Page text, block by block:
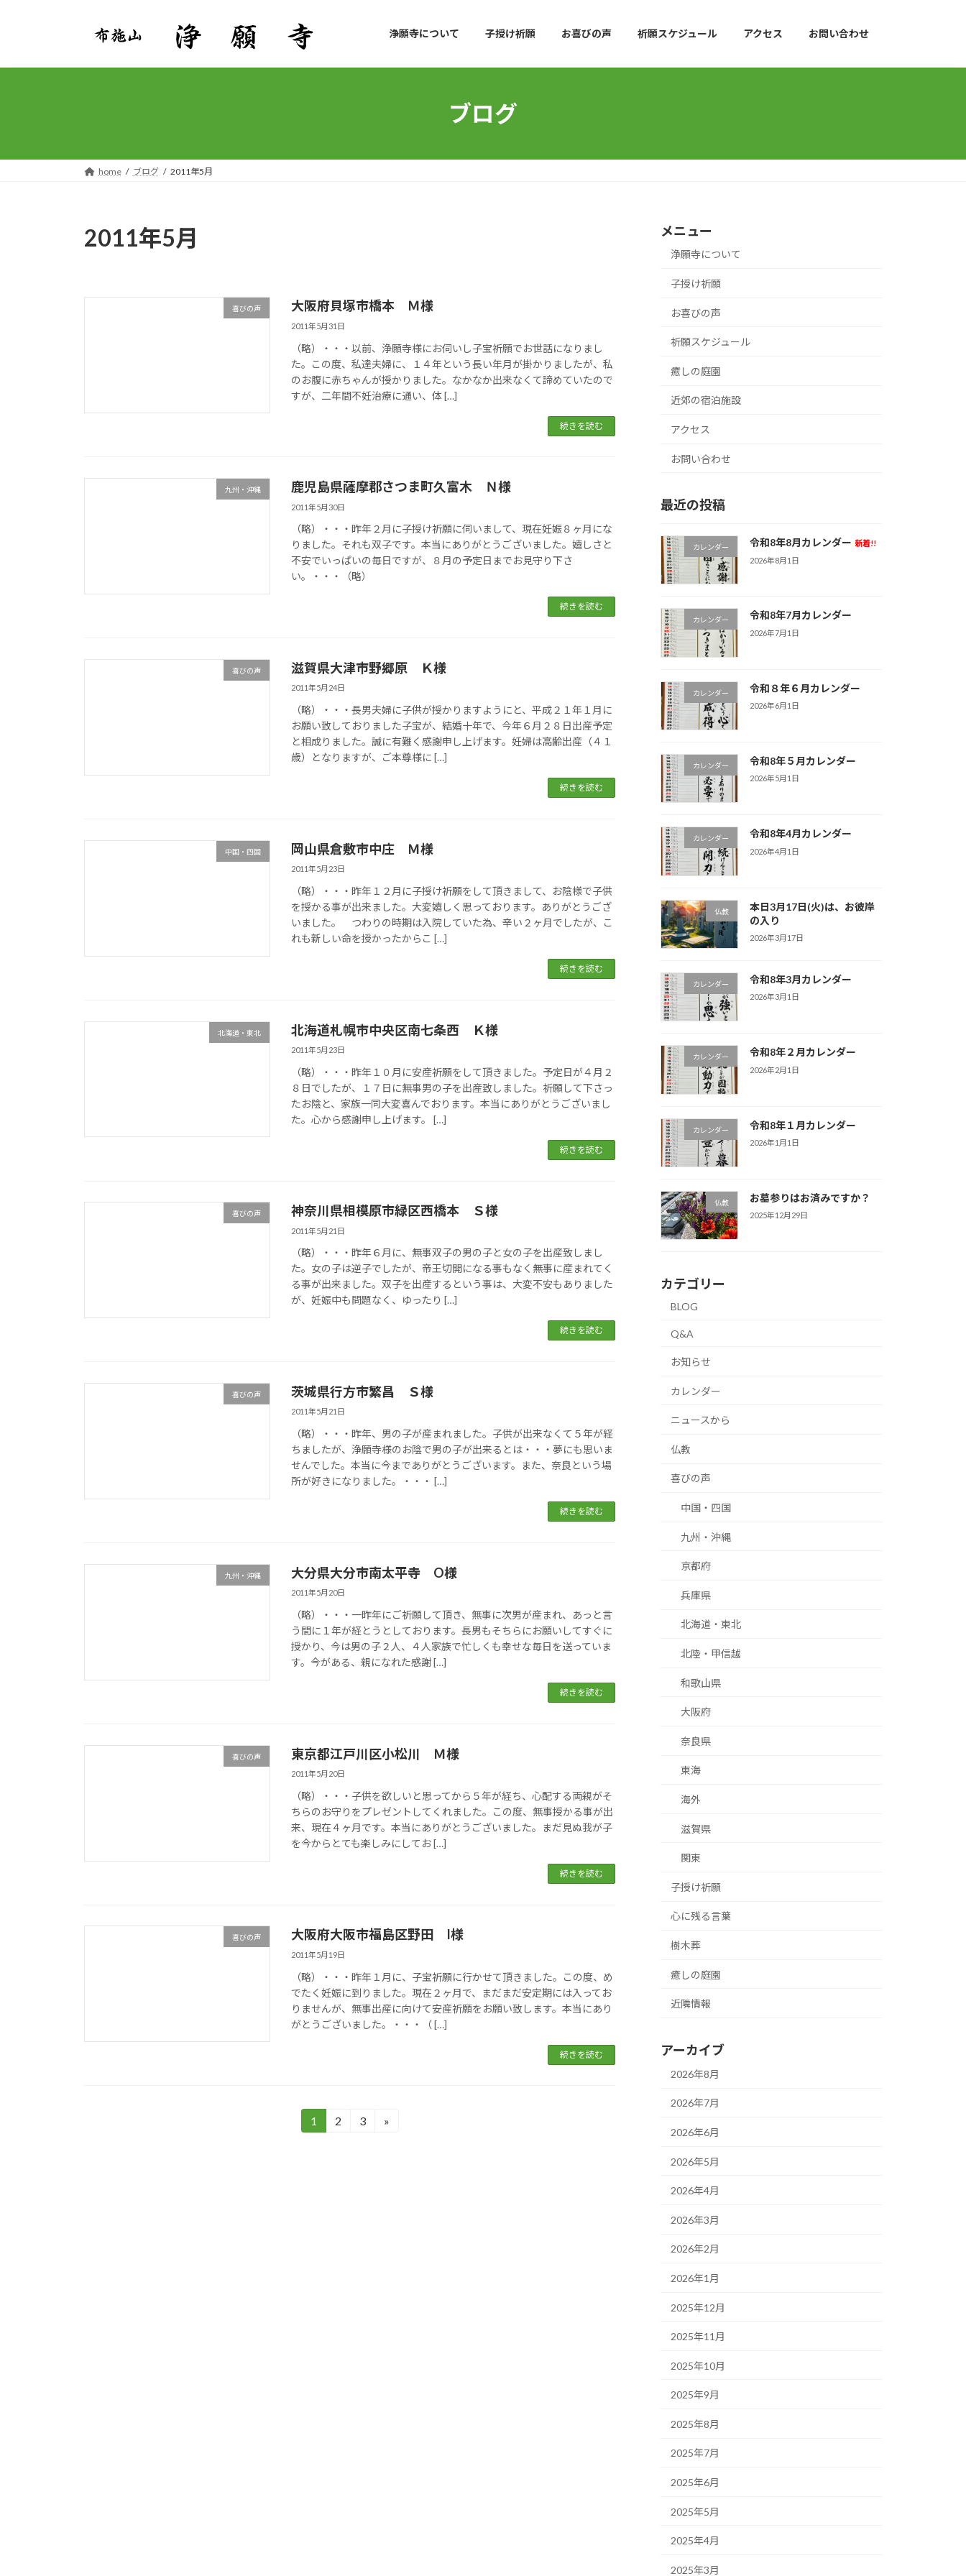
プ
動
浄願寺について 子授け祈願 お喜びの声 祈願スケジュール アクセス お問い合わせ
ブログ
home ブログ 2011年5月
2011年5月
喜びの声 大阪府貝塚市橋本 Ｍ様
2011年5月31日
（略）・・・以前、浄願寺様にお伺いし子宝祈願でお世話になりまし
た。この度、私達夫婦に、１４年という長い年月が掛かりましたが、私
のお腹に赤ちゃんが授かりました。なかなか出来なくて諦めていたので
すが、二年間不妊治療に通い、体 […]
続きを読む
九州・沖縄 鹿児島県薩摩郡さつま町久富木 Ｎ様
2011年5月30日
（略）・・・昨年２月に子授け祈願に伺いまして、現在妊娠８ヶ月にな
りました。それも双子です。本当にありがとうございました。嬉しさと
不安でいっぱいの毎日ですが、８月の予定日までお見守り下さ
い。・・・（略）
続きを読む
喜びの声 滋賀県大津市野郷原 Ｋ様
2011年5月24日
（略）・・・長男夫婦に子供が授かりますようにと、平成２１年１月に
お願い致しておりました子宝が、結婚十年で、今年６月２８日出産予定
と相成りました。誠に有難く感謝申し上げます。妊婦は高齢出産（４１
歳）となりますが、ご本尊様に […]
続きを読む
中国・四国 岡山県倉敷市中庄 Ｍ様
2011年5月23日
（略）・・・昨年１２月に子授け祈願をして頂きまして、お陰様で子供
を授かる事が出来ました。大変嬉しく思っております。ありがとうござ
いました。 つわりの時期は入院していた為、辛い２ヶ月でしたが、こ
れも新しい命を授かったからこ […]
続きを読む
北海道・東北 北海道札幌市中央区南七条西 Ｋ様
2011年5月23日
（略）・・・昨年１０月に安産祈願をして頂きました。予定日が４月２
８日でしたが、１７日に無事男の子を出産致しました。祈願して下さっ
たお陰と、家族一同大変喜んでおります。本当にありがとうございまし
た。心から感謝申し上げます。 […]
続きを読む
喜びの声 神奈川県相模原市緑区西橋本 Ｓ様
2011年5月21日
（略）・・・昨年６月に、無事双子の男の子と女の子を出産致しまし
た。女の子は逆子でしたが、帝王切開になる事もなく無事に産まれてく
る事が出来ました。双子を出産するという事は、大変不安もありました
が、妊娠中も問題なく、ゆったり […]
続きを読む
喜びの声 茨城県行方市繁昌 Ｓ様
2011年5月21日
（略）・・・昨年、男の子が産まれました。子供が出来なくて５年が経
ちましたが、浄願寺様のお陰で男の子が出来るとは・・・夢にも思いま
せんでした。本当に今までありがとうございます。また、奈良という場
所が好きになりました。・・・ […]
続きを読む
九州・沖縄 大分県大分市南太平寺 O様
2011年5月20日
（略）・・・一昨年にご祈願して頂き、無事に次男が産まれ、あっと言
う間に１年が経とうとしております。長男もそちらにお願いしてすぐに
授かり、今は男の子２人、４人家族で忙しくも幸せな毎日を送っていま
す。今がある、親になれた感謝 […]
続きを読む
喜びの声 東京都江戸川区小松川 Ｍ様
2011年5月20日
（略）・・・子供を欲しいと思ってから５年が経ち、心配する両親がそ
ちらのお守りをプレゼントしてくれました。この度、無事授かる事が出
来、現在４ヶ月です。本当にありがとうございました。まだ見ぬ我が子
を今からとても楽しみにしてお […]
続きを読む
喜びの声 大阪府大阪市福島区野田 I様
2011年5月19日
（略）・・・昨年１月に、子宝祈願に行かせて頂きました。この度、め
でたく妊娠に到りました。現在２ヶ月で、まだまだ安定期には入ってお
りませんが、無事出産に向けて安産祈願をお願い致します。本当にあり
がとうございました。・・・（ […]
続きを読む
固
1
固
2
固
3 »
メニュー
浄願寺について
子授け祈願
お喜びの声
祈願スケジュール
癒しの庭園
近郊の宿泊施設
アクセス
お問い合わせ
最近の投稿
カレンダー 令和8年8月カレンダー 新着!!
2026年8月1日
カレンダー 令和8年7月カレンダー
2026年7月1日
カレンダー 令和８年６月カレンダー
2026年6月1日
カレンダー 令和8年５月カレンダー
2026年5月1日
カレンダー 令和8年4月カレンダー
2026年4月1日
仏教
本日3月17日(火)は、お彼岸
の入り
2026年3月17日
カレンダー 令和8年3月カレンダー
2026年3月1日
カレンダー 令和8年２月カレンダー
2026年2月1日
カレンダー 令和8年１月カレンダー
2026年1月1日
仏教 お墓参りはお済みですか？
2025年12月29日
カテゴリー
BLOG
Q&A
お知らせ
カレンダー
ニュースから
仏教
喜びの声
中国・四国
九州・沖縄
京都府
兵庫県
北海道・東北
北陸・甲信越
和歌山県
大阪府
奈良県
東海
海外
滋賀県
関東
子授け祈願
心に残る言葉
樹木葬
癒しの庭園
近隣情報
アーカイブ
2026年8月
2026年7月
2026年6月
2026年5月
2026年4月
2026年3月
2026年2月
2026年1月
2025年12月
2025年11月
2025年10月
2025年9月
2025年8月
2025年7月
2025年6月
2025年5月
2025年4月
2025年3月